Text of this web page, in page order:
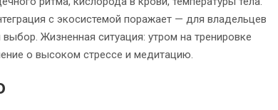
с экосистемой поражает — для владельцев
Жизненная ситуация: утром на тренировке
о высоком стрессе и медитацию.